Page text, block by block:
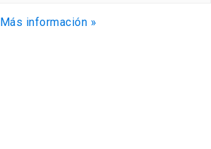
Más información »